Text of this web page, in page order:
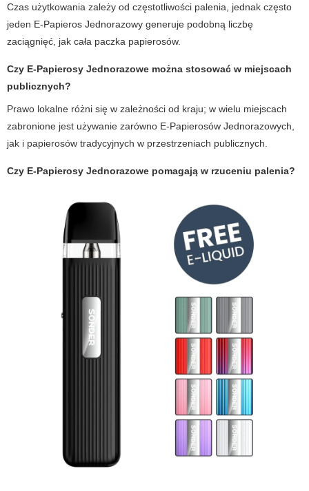
Czas użytkowania zależy od częstotliwości palenia, jednak często
jeden E-Papieros Jednorazowy generuje podobną liczbę
zaciągnięć, jak cała paczka papierosów.
Czy E-Papierosy Jednorazowe można stosować w miejscach
publicznych?
Prawo lokalne różni się w zależności od kraju; w wielu miejscach
zabronione jest używanie zarówno E-Papierosów Jednorazowych,
jak i papierosów tradycyjnych w przestrzeniach publicznych.
Czy E-Papierosy Jednorazowe pomagają w rzuceniu palenia?